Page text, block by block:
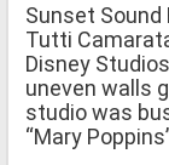
Sunset Sound
Tutti
Disney
uneven walls
studio was
“Mary